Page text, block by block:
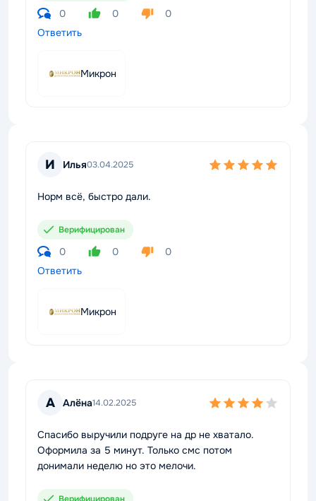
0 0
0
Ответить
Микрон
И Илья03.04.2025
Норм всё, быстро дали.
Верифицирован
0 0
0
Ответить
Микрон
А Алёна14.02.2025
Спасибо выручили подруге на др не хватало.
Оформила за 5 минут. Только смс потом
донимали неделю но это мелочи.